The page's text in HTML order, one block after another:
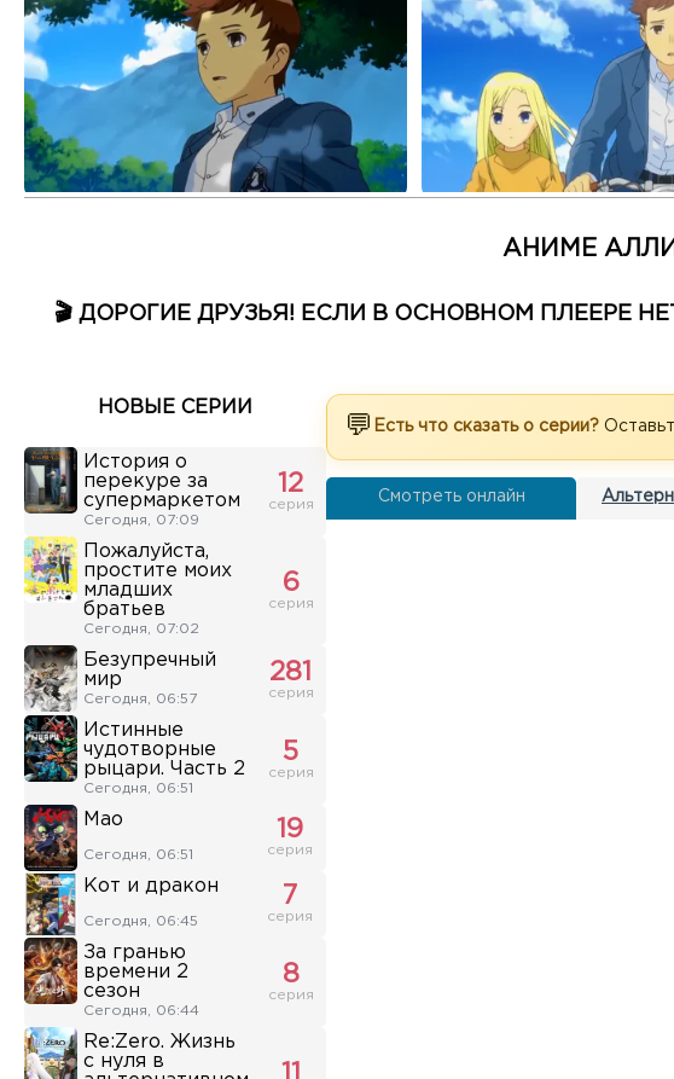
АНИМЕ
🎬 ДОРОГИЕ ДРУЗЬЯ! ЕСЛИ В ОСНОВНОМ ПЛЕЕРЕ
НОВЫЕ СЕРИИ
История о
перекуре за
супермаркетом
Сегодня, 07:09
12
серия
Пожалуйста,
простите моих
младших
братьев
Сегодня, 07:02
6
серия
Безупречный
мир
Сегодня, 06:57
281
серия
Истинные
чудотворные
рыцари. Часть 2
Сегодня, 06:51
5
серия
Мао
Сегодня, 06:51
19
серия
Кот и дракон
Сегодня, 06:45
7
серия
За гранью
времени 2
сезон
Сегодня, 06:44
8
серия
Re:Zero. Жизнь
с нуля в
11
💬 Есть что сказать о серии?
Смотреть онлайн